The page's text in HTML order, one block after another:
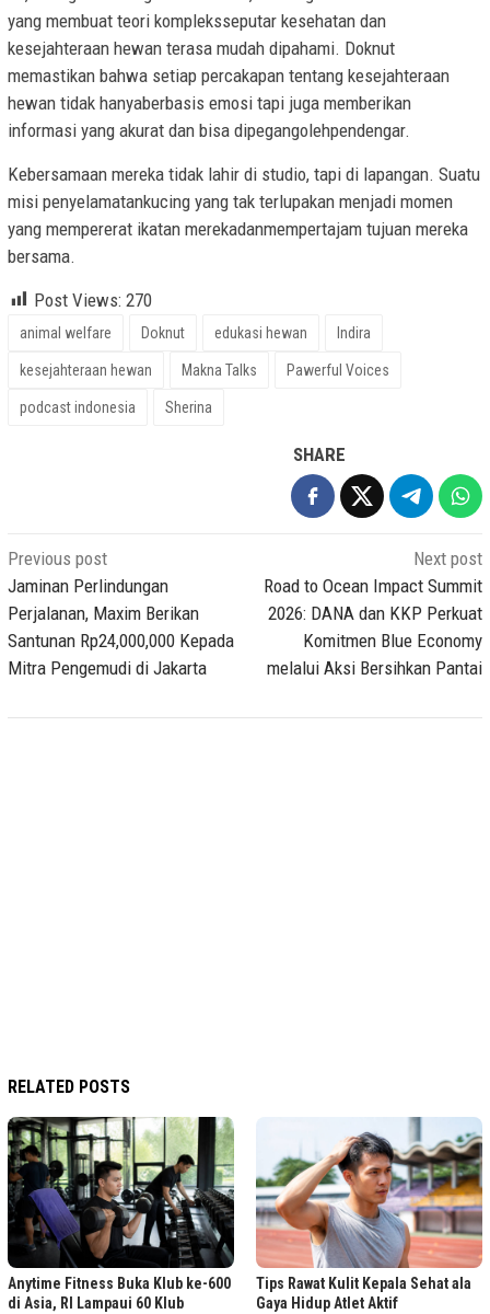
yang membuat teori kompleksseputar kesehatan dan
kesejahteraan hewan terasa mudah dipahami. Doknut
memastikan bahwa setiap percakapan tentang kesejahteraan
hewan tidak hanyaberbasis emosi tapi juga memberikan
informasi yang akurat dan bisa dipegangolehpendengar.
Kebersamaan mereka tidak lahir di studio, tapi di lapangan. Suatu
misi penyelamatankucing yang tak terlupakan menjadi momen
yang mempererat ikatan merekadanmempertajam tujuan mereka
bersama.
Post Views: 270
animal welfare Doknut edukasi hewan Indira
kesejahteraan hewan Makna Talks Pawerful Voices
podcast indonesia Sherina
SHARE
Post
navigation
Previous post
Jaminan Perlindungan
Perjalanan, Maxim Berikan
Santunan Rp24,000,000 Kepada
Mitra Pengemudi di Jakarta
Next post
Road to Ocean Impact Summit
2026: DANA dan KKP Perkuat
Komitmen Blue Economy
melalui Aksi Bersihkan Pantai
RELATED POSTS
Anytime Fitness Buka Klub ke-600
di Asia, RI Lampaui 60 Klub
Tips Rawat Kulit Kepala Sehat ala
Gaya Hidup Atlet Aktif